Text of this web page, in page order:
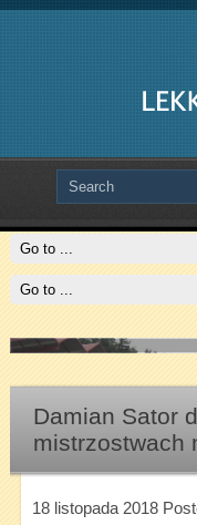
Slide # 2
Czytaj więcej
Damian Sator
mistrzostwach
18 listopada 2018